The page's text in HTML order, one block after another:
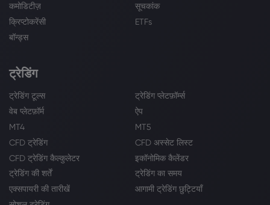
कमोडिटीज़
सूचकांक
क्रिप्टोकरेंसी
ETFs
बॉन्ड्स
ट्रेडिंग
ट्रेडिंग टूल्स
ट्रेडिंग प्लेटफ़ॉर्म्स
वेब प्लेटफ़ॉर्म
ऐप
MT4
MT5
CFD ट्रेडिंग
CFD अस्सेट लिस्ट
CFD ट्रेडिंग कैल्कुलेटर
इकॉनोमिक कैलेंडर
ट्रेडिंग की शर्तें
ट्रेडिंग का समय
एक्सपायरी की तारीखें
आगामी ट्रेडिंग छुट्टियाँ